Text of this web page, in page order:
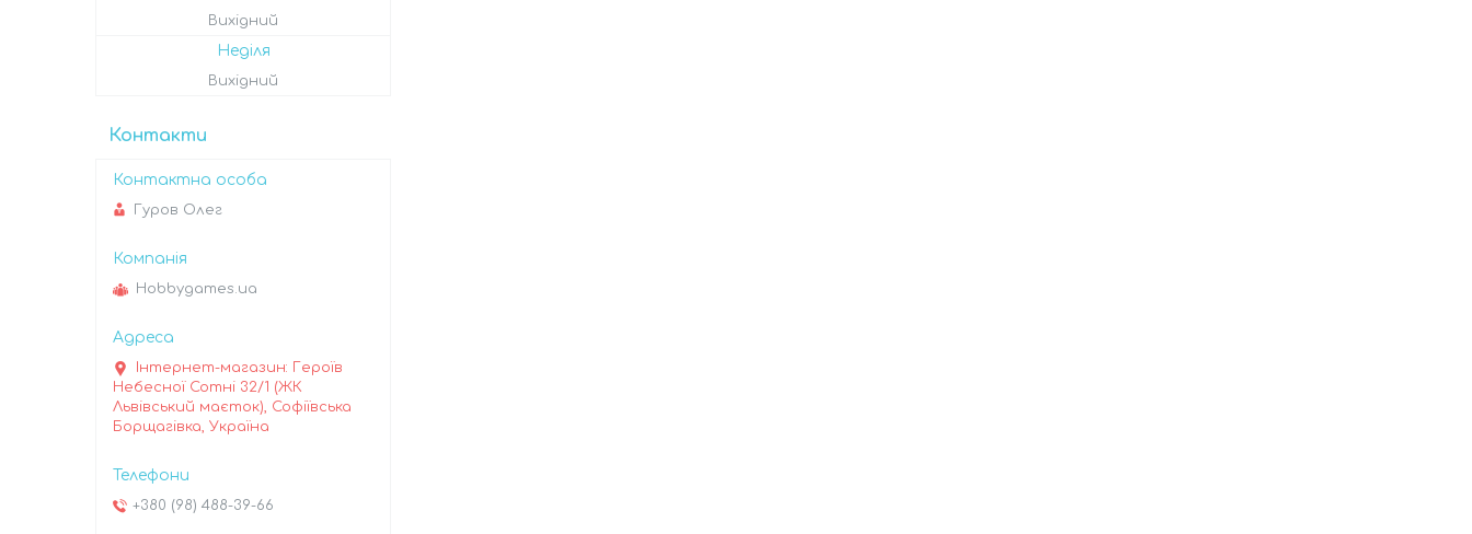
Вихідний
Неділя
Вихідний
Контакти
Гуров Олег
Hobbygames.ua
Інтернет-магазин: Героїв
Небесної Сотні 32/1 (ЖК
Львівський маєток), Софіївська
Борщагівка, Україна
+380 (98) 488-39-66